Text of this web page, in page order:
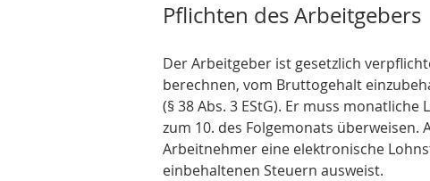
Pflichten des Arbeitgebers
Der Arbeitgeber ist gesetzlich
berechnen, vom Bruttogehalt
(§ 38 Abs. 3 EStG). Er muss
zum 10. des Folgemonats
Arbeitnehmer eine elektronische
einbehaltenen Steuern ausweist.